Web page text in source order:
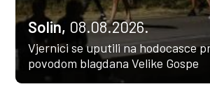
Solin, 08.08.2026.
Vjernici se uputili na hodocasce
povodom blagdana Velike Gospe